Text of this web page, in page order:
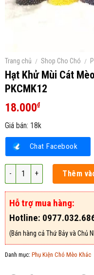
Trang chủ / Shop Cho Chó /
Hạt Khử Mùi Cát
PKCMK12
18.000₫
Giá bán: 18k
Chat Facebook
Hạt Khử Mùi Cát Mèo Than
Thêm
Hỗ trợ mua hàng:
Hotline:
(Bán hàng cả Thứ Bảy và Chủ
Danh mục: Phụ Kiện Chó Mèo Khác